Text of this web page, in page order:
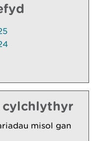
misol gan